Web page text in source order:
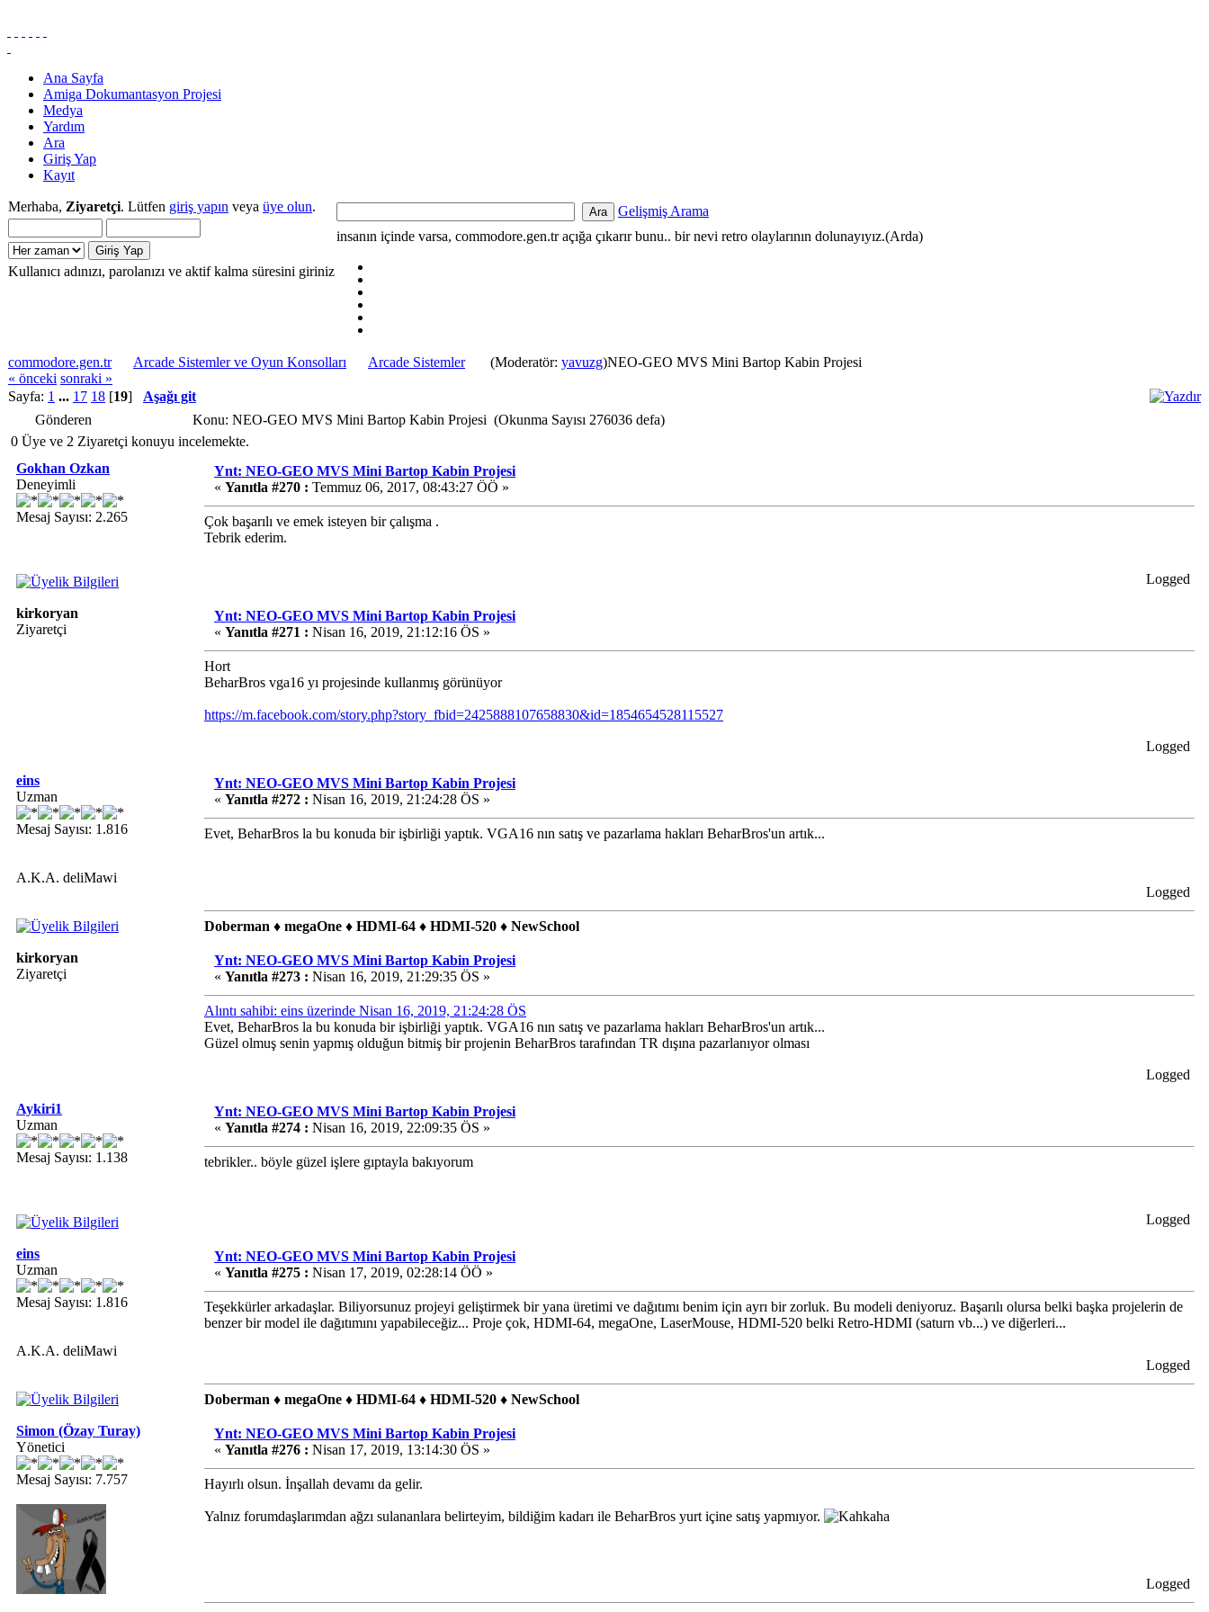
Ana Sayfa
Amiga Dokumantasyon Projesi
Medya
Yardım
Ara
Giriş Yap
Kayıt
Merhaba, Ziyaretçi. Lütfen giriş yapın veya üye olun.
Kullanıcı adınızı, parolanızı ve aktif kalma süresini giriniz
Gelişmiş Arama
insanın içinde varsa, commodore.gen.tr açığa çıkarır bunu.. bir nevi retro olaylarının dolunayıyız.(Arda)
commodore.gen.tr Arcade Sistemler ve Oyun Konsolları Arcade Sistemler (Moderatör: yavuzg)NEO-GEO MVS Mini Bartop Kabin Projesi
« önceki sonraki »
Sayfa: 1 ... 17 18 [19] Aşağı git
Gönderen
Konu: NEO-GEO MVS Mini Bartop Kabin Projesi (Okunma Sayısı 276036 defa)
0 Üye ve 2 Ziyaretçi konuyu incelemekte.
Gokhan Ozkan
Deneyimli
Mesaj Sayısı: 2.265
Ynt: NEO-GEO MVS Mini Bartop Kabin Projesi
« Yanıtla #270 : Temmuz 06, 2017, 08:43:27 ÖÖ »
Çok başarılı ve emek isteyen bir çalışma .
Tebrik ederim.
Logged
kirkoryan
Ziyaretçi
Ynt: NEO-GEO MVS Mini Bartop Kabin Projesi
« Yanıtla #271 : Nisan 16, 2019, 21:12:16 ÖS »
Hort
BeharBros vga16 yı projesinde kullanmış görünüyor
https://m.facebook.com/story.php?story_fbid=2425888107658830&id=1854654528115527
Logged
eins
Uzman
Mesaj Sayısı: 1.816
A.K.A. deliMawi
Ynt: NEO-GEO MVS Mini Bartop Kabin Projesi
« Yanıtla #272 : Nisan 16, 2019, 21:24:28 ÖS »
Evet, BeharBros la bu konuda bir işbirliği yaptık. VGA16 nın satış ve pazarlama hakları BeharBros'un artık...
Logged
Doberman ♦ megaOne ♦ HDMI-64 ♦ HDMI-520 ♦ NewSchool
kirkoryan
Ziyaretçi
Ynt: NEO-GEO MVS Mini Bartop Kabin Projesi
« Yanıtla #273 : Nisan 16, 2019, 21:29:35 ÖS »
Alıntı sahibi: eins üzerinde Nisan 16, 2019, 21:24:28 ÖS
Evet, BeharBros la bu konuda bir işbirliği yaptık. VGA16 nın satış ve pazarlama hakları BeharBros'un artık...
Güzel olmuş senin yapmış olduğun bitmiş bir projenin BeharBros tarafından TR dışına pazarlanıyor olması
Logged
Aykiri1
Uzman
Mesaj Sayısı: 1.138
Ynt: NEO-GEO MVS Mini Bartop Kabin Projesi
« Yanıtla #274 : Nisan 16, 2019, 22:09:35 ÖS »
tebrikler.. böyle güzel işlere gıptayla bakıyorum
Logged
eins
Uzman
Mesaj Sayısı: 1.816
A.K.A. deliMawi
Ynt: NEO-GEO MVS Mini Bartop Kabin Projesi
« Yanıtla #275 : Nisan 17, 2019, 02:28:14 ÖÖ »
Teşekkürler arkadaşlar. Biliyorsunuz projeyi geliştirmek bir yana üretimi ve dağıtımı benim için ayrı bir zorluk. Bu modeli deniyoruz. Başarılı olursa belki başka projelerin de
benzer bir model ile dağıtımını yapabileceğiz... Proje çok, HDMI-64, megaOne, LaserMouse, HDMI-520 belki Retro-HDMI (saturn vb...) ve diğerleri...
Logged
Doberman ♦ megaOne ♦ HDMI-64 ♦ HDMI-520 ♦ NewSchool
Simon (Özay Turay)
Yönetici
Mesaj Sayısı: 7.757
Ynt: NEO-GEO MVS Mini Bartop Kabin Projesi
« Yanıtla #276 : Nisan 17, 2019, 13:14:30 ÖS »
Hayırlı olsun. İnşallah devamı da gelir.
Yalnız forumdaşlarımdan ağzı sulananlara belirteyim, bildiğim kadarı ile BeharBros yurt içine satış yapmıyor.
Logged